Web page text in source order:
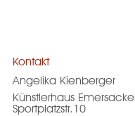
Kontakt
Angelika Kienberger
Künstlerhaus
Sportplatzstr.10